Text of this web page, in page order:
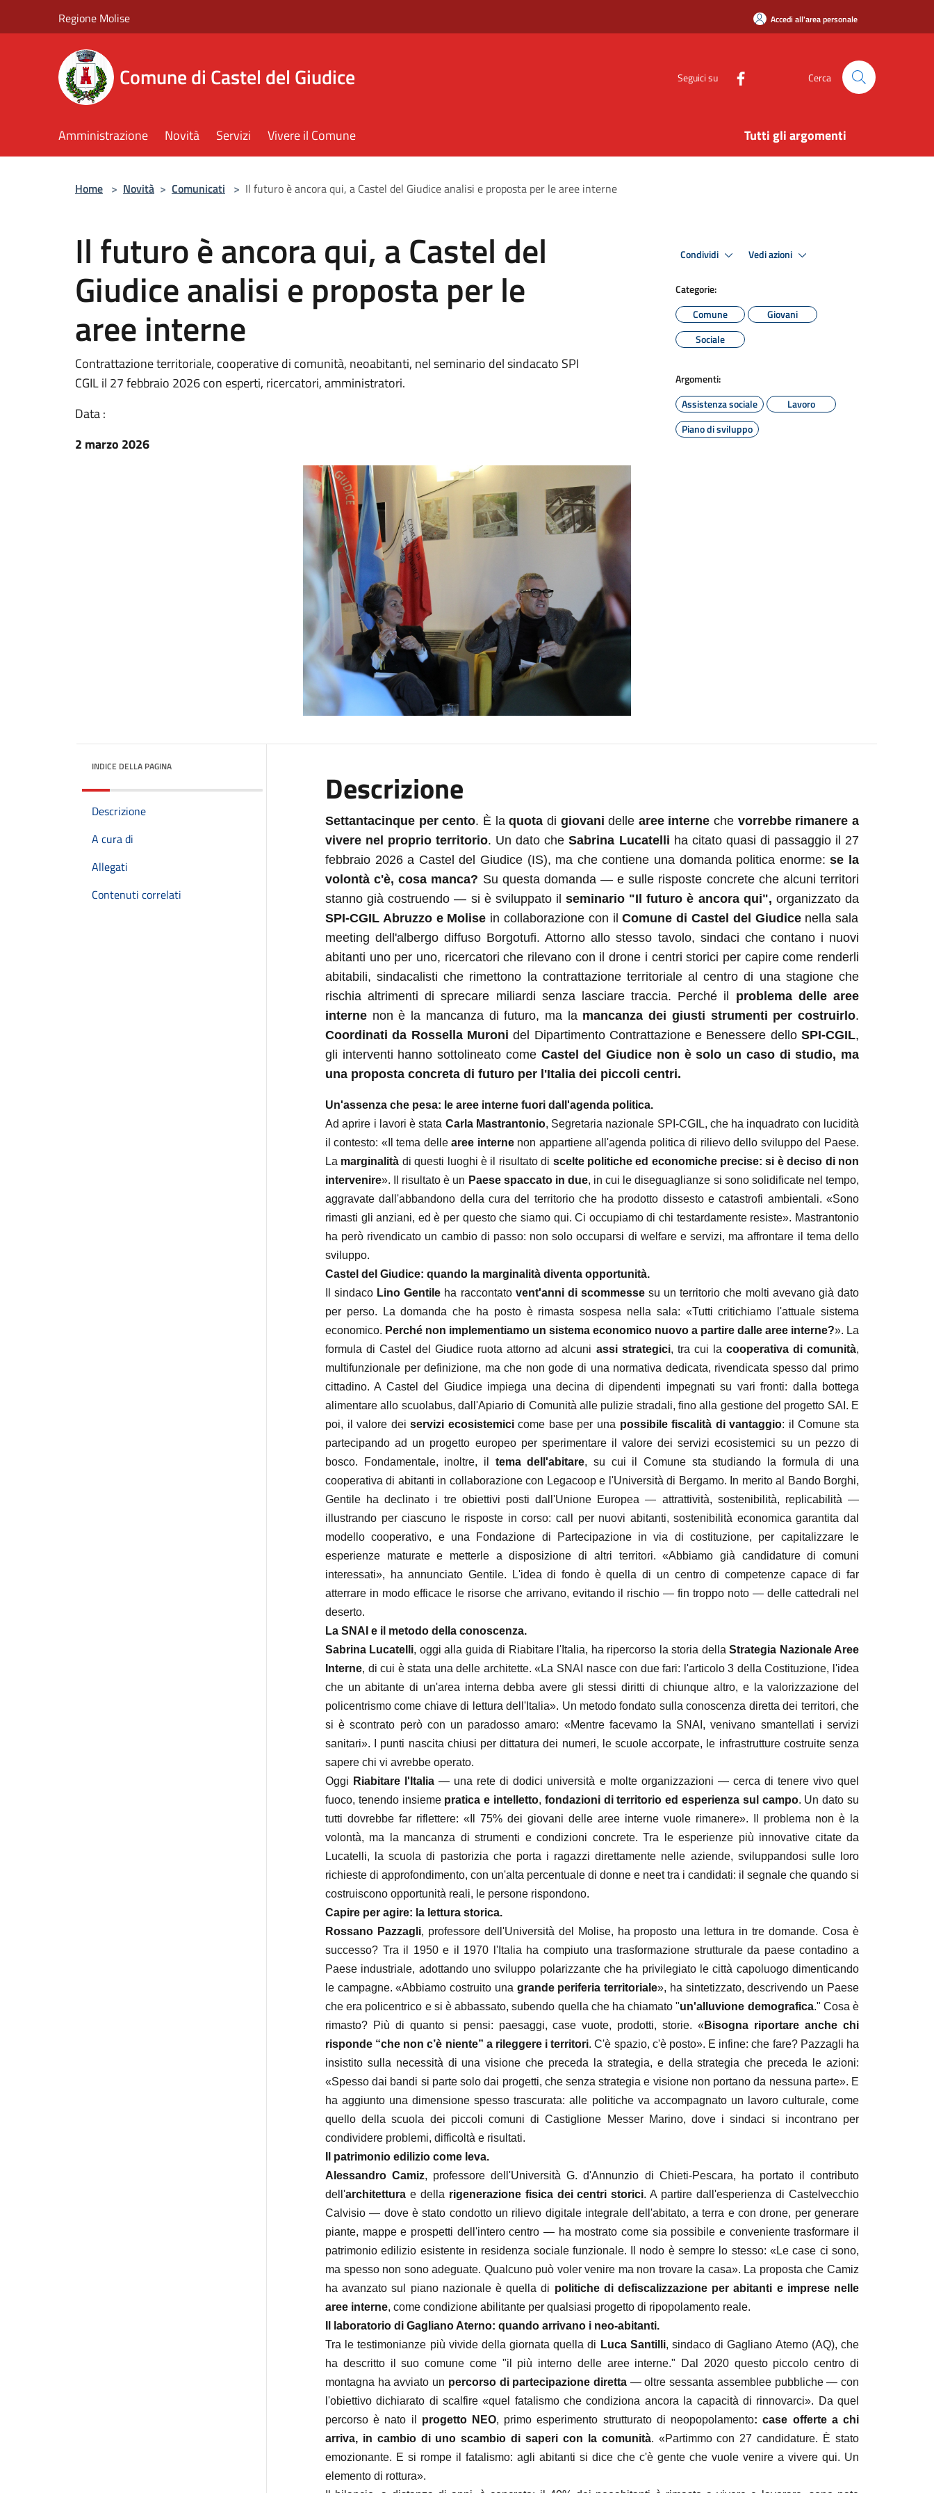
Regione Molise Accedi all'area personale
Comune di Castel del Giudice Seguici su Cerca
Amministrazione Novità Servizi Vivere il Comune Tutti gli argomenti
Home > Novità > Comunicati > Il futuro è ancora qui, a Castel del Giudice analisi e proposta per le aree interne
Il futuro è ancora qui, a Castel del
Giudice analisi e proposta per le
aree interne
Contrattazione territoriale, cooperative di comunità, neoabitanti, nel seminario del sindacato SPI
CGIL il 27 febbraio 2026 con esperti, ricercatori, amministratori.
Data :
2 marzo 2026
Condividi Vedi azioni
Categorie:
Comune
Giovani
Sociale
Argomenti:
Assistenza sociale
Lavoro
Piano di sviluppo
INDICE DELLA PAGINA
Descrizione
A cura di
Allegati
Contenuti correlati
Descrizione
Settantacinque per cento. È laquota di giovani delle aree interne che vorrebbe rimanere a
vivere nel proprio territorio. Un dato cheSabrina Lucatelli ha citato quasi di passaggio il 27
febbraio 2026 a Castel del Giudice (IS), ma che contiene una domanda politica enorme:se la
volontà c'è, cosa manca? Su questa domanda — e sulle risposte concrete che alcuni territori
stanno già costruendo — si è sviluppato ilseminario "Il futuro è ancora qui", organizzato da
SPI-CGIL Abruzzo e Molise in collaborazione con ilComune di Castel del Giudicenella sala
meeting dell'albergo diffuso Borgotufi. Attorno allo stesso tavolo, sindaci che contano i nuovi
abitanti uno per uno, ricercatori che rilevano con il drone i centri storici per capire come renderli
abitabili, sindacalisti che rimettono la contrattazione territoriale al centro di una stagione che
rischia altrimenti di sprecare miliardi senza lasciare traccia. Perché il problema delle aree
internenon è la mancanza di futuro, ma la mancanza dei giusti strumenti per costruirlo.
Coordinati da Rossella Muroni del Dipartimento Contrattazione e Benessere delloSPI-CGIL,
gli interventi hanno sottolineato come Castel del Giudice non è solo un caso di studio, ma
una proposta concreta di futuro per l'Italia dei piccoli centri.
Un'assenza che pesa: le aree interne fuori dall'agenda politica.
Ad aprire i lavori è stata Carla Mastrantonio, Segretaria nazionale SPI-CGIL, che ha inquadrato con lucidità
il contesto: «Il tema dellearee internenon appartiene all'agenda politica di rilievo dello sviluppo del Paese.
La marginalità di questi luoghi è il risultato di scelte politiche ed economiche precise: si è deciso di non
intervenire». Il risultato è un Paese spaccato in due, in cui le diseguaglianze si sono solidificate nel tempo,
aggravate dall'abbandono della cura del territorio che ha prodotto dissesto e catastrofi ambientali. «Sono
rimasti gli anziani, ed è per questo che siamo qui. Ci occupiamo di chi testardamente resiste». Mastrantonio
ha però rivendicato un cambio di passo: non solo occuparsi di welfare e servizi, ma affrontare il tema dello
sviluppo.
Castel del Giudice: quando la marginalità diventa opportunità.
Il sindaco Lino Gentile ha raccontato vent'anni di scommessesu un territorio che molti avevano già dato
per perso. La domanda che ha posto è rimasta sospesa nella sala: «Tutti critichiamo l'attuale sistema
economico. Perché non implementiamo un sistema economico nuovo a partire dalle aree interne?». La
formula di Castel del Giudice ruota attorno ad alcuni assi strategici, tra cui la cooperativa di comunità,
multifunzionale per definizione, ma che non gode di una normativa dedicata, rivendicata spesso dal primo
cittadino. A Castel del Giudice impiega una decina di dipendenti impegnati su vari fronti: dalla bottega
alimentare allo scuolabus, dall'Apiario di Comunità alle pulizie stradali, fino alla gestione del progetto SAI. E
poi, il valore deiservizi ecosistemicicome base per una possibile fiscalità di vantaggio: il Comune sta
partecipando ad un progetto europeo per sperimentare il valore dei servizi ecosistemici su un pezzo di
bosco. Fondamentale, inoltre, il tema dell'abitare, su cui il Comune sta studiando la formula di una
cooperativa di abitanti in collaborazione con Legacoop e l'Università di Bergamo. In merito al Bando Borghi,
Gentile ha declinato i tre obiettivi posti dall'Unione Europea — attrattività, sostenibilità, replicabilità —
illustrando per ciascuno le risposte in corso: call per nuovi abitanti, sostenibilità economica garantita dal
modello cooperativo, e una Fondazione di Partecipazione in via di costituzione, per capitalizzare le
esperienze maturate e metterle a disposizione di altri territori. «Abbiamo già candidature di comuni
interessati», ha annunciato Gentile. L'idea di fondo è quella di un centro di competenze capace di far
atterrare in modo efficace le risorse che arrivano, evitando il rischio — fin troppo noto — delle cattedrali nel
deserto.
La SNAI e il metodo della conoscenza.
Sabrina Lucatelli, oggi alla guida di Riabitare l'Italia, ha ripercorso la storia dellaStrategia Nazionale Aree
Interne, di cui è stata una delle architette. «La SNAI nasce con due fari: l'articolo 3 della Costituzione, l'idea
che un abitante di un'area interna debba avere gli stessi diritti di chiunque altro, e la valorizzazione del
policentrismo come chiave di lettura dell'Italia». Un metodo fondato sulla conoscenza diretta dei territori, che
si è scontrato però con un paradosso amaro: «Mentre facevamo la SNAI, venivano smantellati i servizi
sanitari». I punti nascita chiusi per dittatura dei numeri, le scuole accorpate, le infrastrutture costruite senza
sapere chi vi avrebbe operato.
Oggi Riabitare l'Italia — una rete di dodici università e molte organizzazioni — cerca di tenere vivo quel
fuoco, tenendo insieme pratica e intelletto, fondazioni di territorio ed esperienza sul campo. Un dato su
tutti dovrebbe far riflettere: «Il 75% dei giovani delle aree interne vuole rimanere». Il problema non è la
volontà, ma la mancanza di strumenti e condizioni concrete. Tra le esperienze più innovative citate da
Lucatelli, la scuola di pastorizia che porta i ragazzi direttamente nelle aziende, sviluppandosi sulle loro
richieste di approfondimento, con un'alta percentuale di donne e neet tra i candidati: il segnale che quando si
costruiscono opportunità reali, le persone rispondono.
Capire per agire: la lettura storica.
Rossano Pazzagli, professore dell'Università del Molise, ha proposto una lettura in tre domande. Cosa è
successo? Tra il 1950 e il 1970 l'Italia ha compiuto una trasformazione strutturale da paese contadino a
Paese industriale, adottando uno sviluppo polarizzante che ha privilegiato le città capoluogo dimenticando
le campagne. «Abbiamo costruito una grande periferia territoriale», ha sintetizzato, descrivendo un Paese
che era policentrico e si è abbassato, subendo quella che ha chiamato "un'alluvione demografica." Cosa è
rimasto? Più di quanto si pensi: paesaggi, case vuote, prodotti, storie. « Bisogna riportare anche chi
risponde “che non c’è niente” a rileggere i territori. C'è spazio, c'è posto». E infine: che fare? Pazzagli ha
insistito sulla necessità di una visione che preceda la strategia, e della strategia che preceda le azioni:
«Spesso dai bandi si parte solo dai progetti, che senza strategia e visione non portano da nessuna parte». E
ha aggiunto una dimensione spesso trascurata: alle politiche va accompagnato un lavoro culturale, come
quello della scuola dei piccoli comuni di Castiglione Messer Marino, dove i sindaci si incontrano per
condividere problemi, difficoltà e risultati.
Il patrimonio edilizio come leva.
Alessandro Camiz, professore dell'Università G. d'Annunzio di Chieti-Pescara, ha portato il contributo
dell'architetturae della rigenerazione fisica dei centri storici. A partire dall'esperienza di Castelvecchio
Calvisio — dove è stato condotto un rilievo digitale integrale dell'abitato, a terra e con drone, per generare
piante, mappe e prospetti dell'intero centro — ha mostrato come sia possibile e conveniente trasformare il
patrimonio edilizio esistente in residenza sociale funzionale. Il nodo è sempre lo stesso: «Le case ci sono,
ma spesso non sono adeguate. Qualcuno può voler venire ma non trovare la casa». La proposta che Camiz
ha avanzato sul piano nazionale è quella di politiche di defiscalizzazione per abitanti e imprese nelle
aree interne, come condizione abilitante per qualsiasi progetto di ripopolamento reale.
Il laboratorio di Gagliano Aterno: quando arrivano i neo-abitanti.
Tra le testimonianze più vivide della giornata quella di Luca Santilli, sindaco di Gagliano Aterno (AQ), che
ha descritto il suo comune come "il più interno delle aree interne." Dal 2020 questo piccolo centro di
montagna ha avviato un percorso di partecipazione diretta — oltre sessanta assemblee pubbliche — con
l'obiettivo dichiarato di scalfire «quel fatalismo che condiziona ancora la capacità di rinnovarci». Da quel
percorso è nato il progetto NEO, primo esperimento strutturato di neopopolamento: case offerte a chi
arriva, in cambio di uno scambio di saperi con la comunità. «Partimmo con 27 candidature. È stato
emozionante. E si rompe il fatalismo: agli abitanti si dice che c'è gente che vuole venire a vivere qui. Un
elemento di rottura».